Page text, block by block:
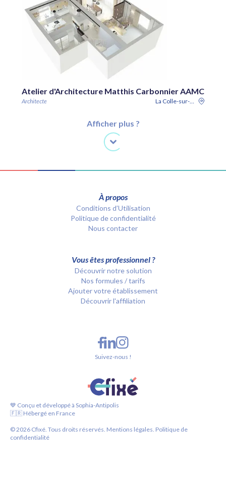
Atelier d'Architecture Matthis Carbonnier AAMC
Architecte La Colle-sur-Loup
Afficher plus ?
À propos
Conditions d’Utilisation
Politique de confidentialité
Nous contacter
Vous êtes professionnel ?
Découvrir notre solution
Nos formules / tarifs
Ajouter votre établissement
Découvrir l'affiliation
💙 Conçu et développé à Sophia-Antipolis
🇫🇷 Hébergé en France
©2026 Cfixé. Tous droits réservés. Mentions légales. Politique de
confidentialité
Suivez-nous !